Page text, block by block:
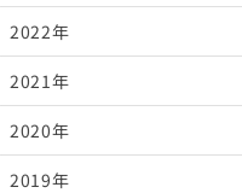
2026年5月
2026年4月
2026年3月
2026年2月
2025年10月
2025年9月
2025年8月
2025年7月
2024年11月
2024年10月
2024年9月
2024年8月
2023年12月
2023年11月
2023年10月
2023年9月
2022年
2022年12月
2022年11月
2022年10月
2021年
2021年12月
2021年11月
2020年
2020年12月
2019年